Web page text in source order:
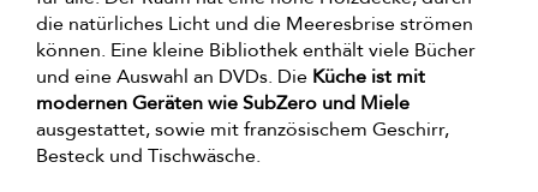
die natürliches Licht und die Meeresbrise strömen
können. Eine kleine Bibliothek enthält viele Bücher
und eine Auswahl an DVDs. Die Küche ist mit
modernen Geräten wie SubZero und Miele
ausgestattet, sowie mit französischem Geschirr,
Besteck und Tischwäsche.